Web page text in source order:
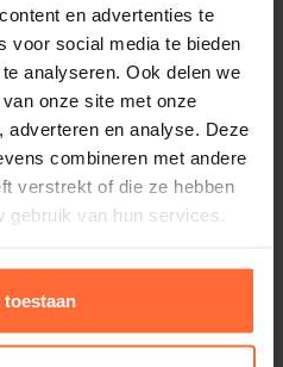
en advertenties te
voor social media te bieden
analyseren. Ook delen we
onze site met onze
adverteren en analyse. Deze
combineren met andere
verstrekt of die ze hebben
van hun services.
toestaan